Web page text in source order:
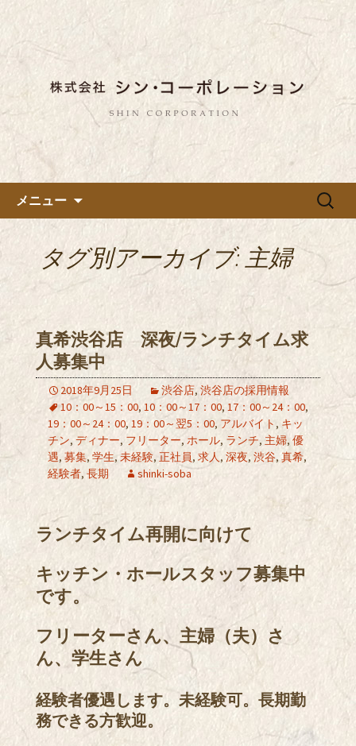
都内に5店舗展開している蕎麦
のお店「真希（しんき）」を運
営する「株式会社シン・コーポ
レーション」のブログ
東京都内に5店舗ある美味しい蕎麦のお
店「真希（しんき）」と運営の「株式
会社シン・コーポレーション」の新着
情報はこちら。店舗によって24時間営
業、宴会なども承っております。季節
のメニューも豊富にご用意。
メニュー
検
タグ別アーカイブ: 主婦
真希渋谷店 深夜/ランチタイム求
人募集中
2018年9月25日 渋谷店, 渋谷店の採用情報
10：00～15：00, 10：00～17：00, 17：00～24：00,
19：00～24：00, 19：00～翌5：00, アルバイト , キッ
チン, ディナー, フリーター, ホール, ランチ, 主婦, 優
遇, 募集, 学生, 未経験, 正社員, 求人, 深夜, 渋谷, 真希,
経験者, 長期 shinki-soba
ランチタイム再開に向けて
キッチン・ホールスタッフ募集中
です。
フリーターさん、主婦（夫）さ
ん、学生さん
経験者優遇します。未経験可。長期勤
務できる方歓迎。